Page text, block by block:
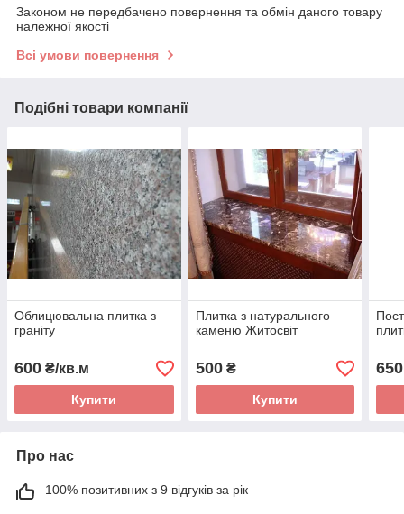
Законом не передбачено повернення та обмін даного товару
належної якості
Всі умови повернення
Подібні товари компанії
Облицювальна плитка з
граніту
600 ₴/кв.м
Купити
Плитка з натурального
каменю Житосвіт
500₴
Купити
650
Про нас
100% позитивних з 9 відгуків за рік